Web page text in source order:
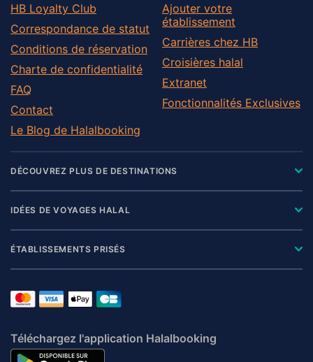
HB Loyalty Club
Correspondance de statut
Conditions de réservation
Charte de confidentialité
FAQ
Contact
Le Blog de Halalbooking
Ajouter votre
établissement
Carrières chez HB
Croisières halal
Extranet
Fonctionnalités Exclusives
DÉCOUVREZ PLUS DE DESTINATIONS
IDÉES DE VOYAGES HALAL
ÉTABLISSEMENTS PRISÉS
Téléchargez l'application Halalbooking